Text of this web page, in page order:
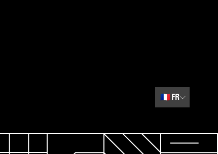
🇫🇷 FR